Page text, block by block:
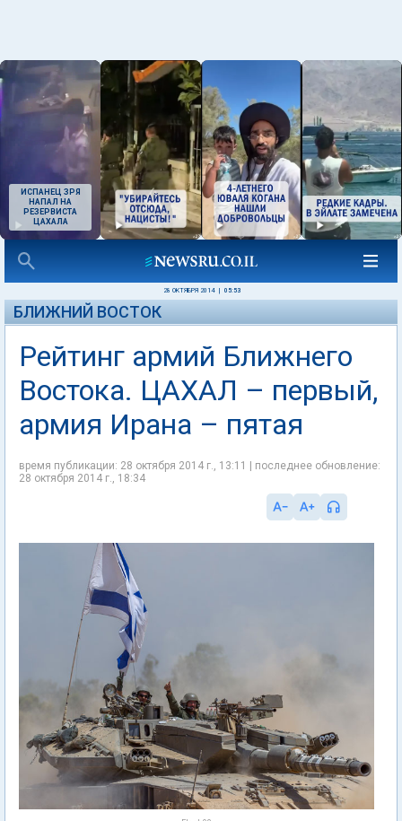
ИСПАНЕЦ ЗРЯ
НАПАЛ НА
РЕЗЕРВИСТА
ЦАХАЛА
28 ОКТЯБРЯ 2014 05:53
БЛИЖНИЙ ВОСТОК
Рейтинг армий Ближнего
Востока. ЦАХАЛ – первый,
армия Ирана – пятая
время публикации: 28 октября 2014 г., 13:11 | последнее обновление:
28 октября 2014 г., 18:34